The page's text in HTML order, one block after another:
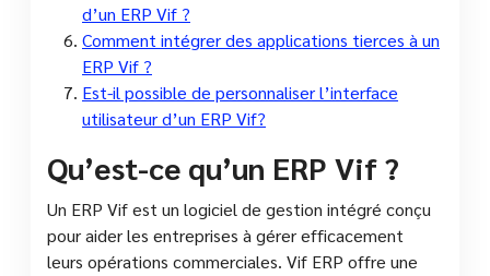
d’un ERP Vif ?
Comment intégrer des applications tierces à un
ERP Vif ?
Est-il possible de personnaliser l’interface
utilisateur d’un ERP Vif?
Qu’est-ce qu’un ERP Vif ?
Un ERP Vif est un logiciel de gestion intégré conçu
pour aider les entreprises à gérer efficacement
leurs opérations commerciales. Vif ERP offre une